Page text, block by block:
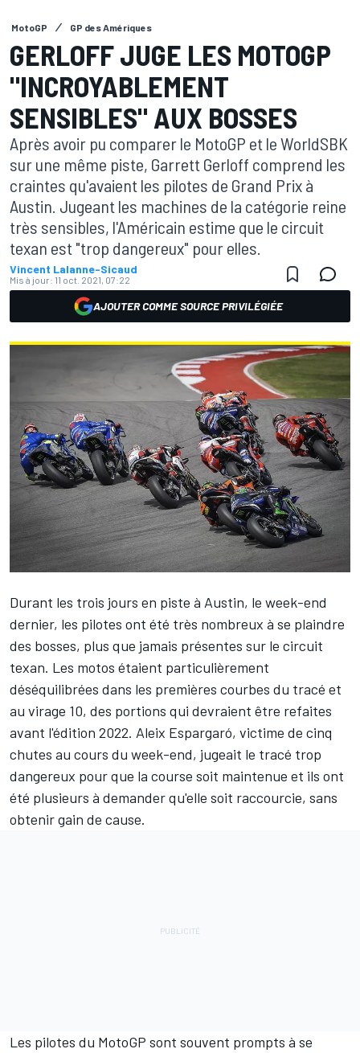
MotoGP GP des Amériques
GERLOFF JUGE LES MOTOGP
"INCROYABLEMENT
SENSIBLES" AUX BOSSES
Après avoir pu comparer le MotoGP et le WorldSBK
sur une même piste, Garrett Gerloff comprend les
craintes qu'avaient les pilotes de Grand Prix à
Austin. Jugeant les machines de la catégorie reine
très sensibles, l'Américain estime que le circuit
texan est "trop dangereux" pour elles.
Vincent Lalanne-Sicaud
Mis à jour: 11 oct. 2021, 07:22
AJOUTER COMME SOURCE PRIVILÉGIÉE
Durant les trois jours en piste à Austin, le week-end
dernier, les pilotes ont été très nombreux à se plaindre
des bosses, plus que jamais présentes sur le circuit
texan. Les motos étaient particulièrement
déséquilibrées dans les premières courbes du tracé et
au virage 10, des portions qui devraient être refaites
avant l'édition 2022. Aleix Espargaró, victime de cinq
chutes au cours du week-end, jugeait le tracé trop
dangereux pour que la course soit maintenue et ils ont
été plusieurs à demanderqu'elle soit raccourcie, sans
obtenir gain de cause.
Les pilotes du MotoGP sont souvent prompts à se